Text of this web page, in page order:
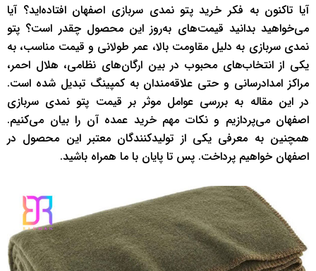
آیا تاکنون به فکر خرید پتو نمدی سربازی اصفهان افتاده‌اید؟ آیا
می‌خواهید بدانید قیمت‌های به‌روز این محصول چقدر است؟ پتو
نمدی سربازی به دلیل مقاومت بالا، عمر طولانی و قیمت مناسب، به
یکی از انتخاب‌های محبوب در بین ارگان‌های نظامی، هلال احمر،
مراکز امدادرسانی و حتی علاقه‌مندان به کمپینگ تبدیل شده است.
در این مقاله به بررسی عوامل موثر بر قیمت پتو نمدی سربازی
اصفهان می‌پردازیم و نکات مهم خرید عمده آن را بیان می‌کنیم.
همچنین به معرفی یکی از تولیدکنندگان معتبر این محصول در
اصفهان خواهیم پرداخت. پس تا پایان با ما همراه باشید.